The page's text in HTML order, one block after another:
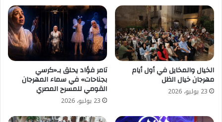
الخيال والمخايل في أول أيام
مهرجان خيال الظل
23 يوليو، 2026
تامر فؤاد يحلق بـ«كرسي
بجناحات» في سماء المهرجان
القومي للمسرح المصري
23 يوليو، 2026